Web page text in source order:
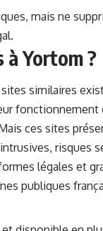
mais ne
Yortom ?
similaires
fonctionnement
ces sites
risques
légales et
publiques